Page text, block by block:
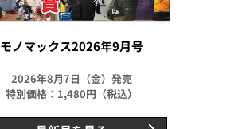
モノマックス2026年9月号
2026年8月7日（金）発売
特別価格：1,480円（税込）